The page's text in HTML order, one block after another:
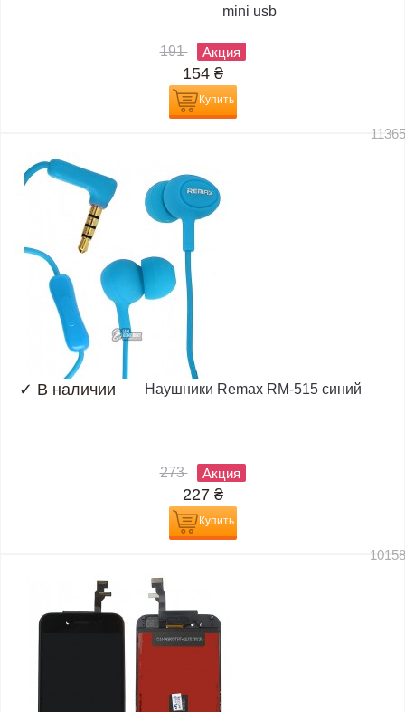
mini usb
191 Акция
154 ₴
Купить
✓ В наличии Наушники Remax RM-515 синий
273 Акция
227 ₴
Купить